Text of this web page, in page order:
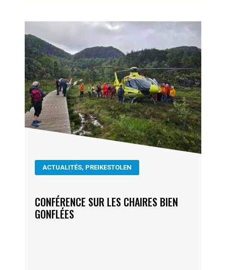
ACTUALITÉS, PREIKESTOLEN
CONFÉRENCE SUR LES CHAIRES BIEN
GONFLÉES